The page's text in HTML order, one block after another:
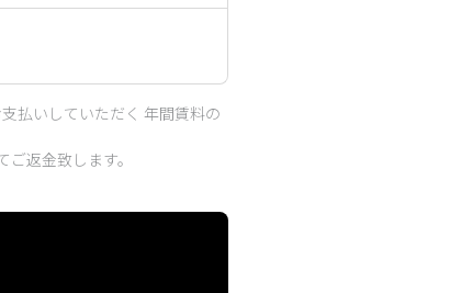
払いしていただく 年間賃料の
返金致します。